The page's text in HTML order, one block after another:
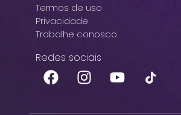
Termos de uso
Privacidade
Trabalhe conosco
Redes sociais